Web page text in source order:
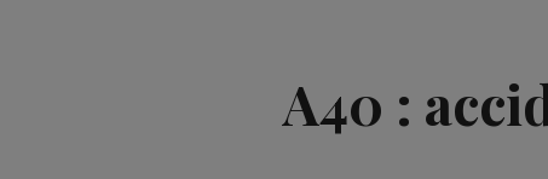
A40 :